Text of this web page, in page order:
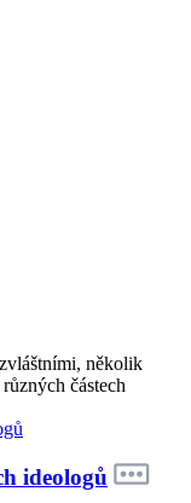
několik
částech
ideologů